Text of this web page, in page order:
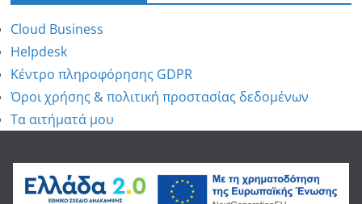
Cloud Business
Helpdesk
Κέντρο πληροφόρησης GDPR
Όροι χρήσης & πολιτική προστασίας δεδομένων
Τα αιτήματά μου